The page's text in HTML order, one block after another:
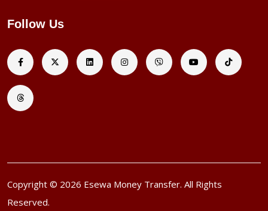
Follow Us
Copyright © 2026 Esewa Money Transfer. All Rights
Reserved.